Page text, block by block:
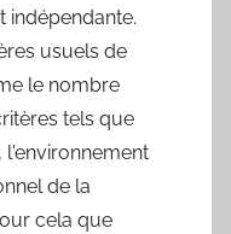
indépendante.
usuels de
le nombre
tels que
l'environnement
de la
cela que